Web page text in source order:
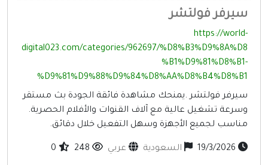
سيرفر فولتشر
https://world-
digital023.com/categories/962697/%D8%B3%D9%8A%D8
%B1%D9%81%D8%B1-
%D9%81%D9%88%D9%84%D8%AA%D8%B4%D8%B1
سيرفر فولتشر .يمنحك مشاهدة فائقة الجودة بث مستقر
وسرعة تشغيل عالية مع آلاف القنوات والأفلام الحصرية.
مناسب لجميع الأجهزة وسهل التفعيل خلال دقائق.
السعودية عربي 248
0